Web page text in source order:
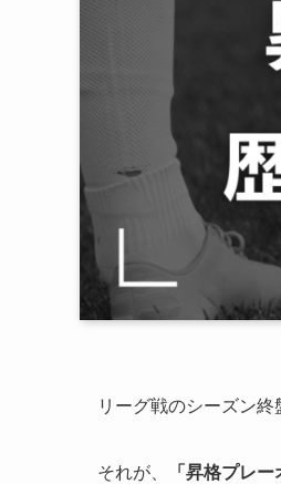
リーグ戦のシーズン
それが、 「昇格プレー